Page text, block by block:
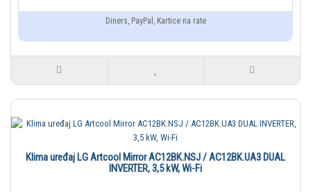
Diners, PayPal, Kartice na rate
Klima uređaj LG Artcool Mirror AC12BK.NSJ / AC12BK.UA3 DUAL
INVERTER, 3,5 kW, Wi-Fi